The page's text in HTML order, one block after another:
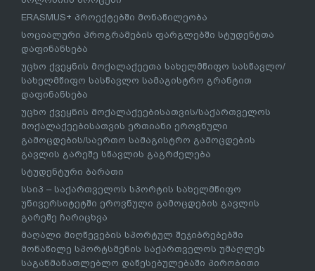
ERASMUS+ პროექტებში მონაწილეობა
სოციალური პროგრამების ფარგლებში სტუდენტთა
დაფინანსება
უცხო ქვეყნის მოქალაქეეთა სახელმწიფო სასწავლო/
სახელმწიფო სასწავლო სამაგისტრო გრანტით
დაფინანსება
უცხო ქვეყნის მოქალაქეებისათვის/საქართველოს
მოქალაქეებისათვის ერთიანი ეროვნული
გამოცდების/საერთო სამაგისტრო გამოცდების
გავლის გარეშე სწავლის გაგრძელება
სტუდენტური ბარათი
სსიპ – საქართველოს სპორტის სახელმწიფო
უნივერსიტეტში ეროვნული გამოცდების გავლის
გარეშე ჩარიცხვა
მაღალი მიღწევების სპორტულ შეჯიბრებებში
მონაწილე სპორტსმენის საქართველოს უმაღლეს
საგანმანათლებლო დაწესებულებაში პირობითი